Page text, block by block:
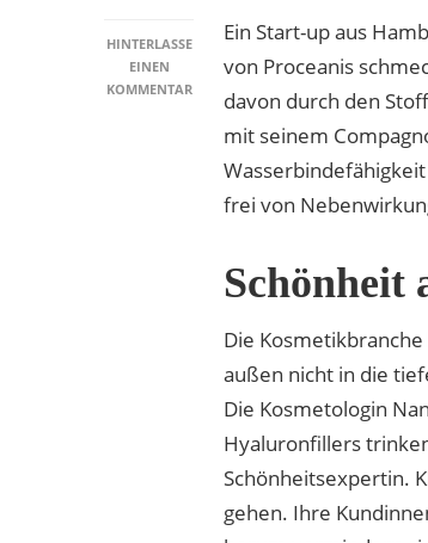
HINTERLASSE
EINEN
KOMMENTARZU
NEUES
HYALURONPRODUKT
TRINKEN
Ein Start-up aus
von Proceanis
davon durch den
mit seinem
frei von
Schönheit
Die
außen nicht in die
Die Kosmetologin
Hyaluronfillers
Schönheitsexpertin.
gehen. Ihre